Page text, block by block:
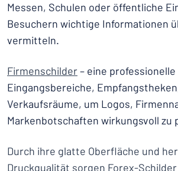
Messen, Schulen oder öffentliche
Besuchern wichtige Informationen
vermitteln.
Firmenschilder– eine
Eingangsbereiche,
Verkaufsräume, um Logos,
Markenbotschaften wirkungsvoll zu
Durch ihre glatte Oberfläche und
Druckqualität sorgen Forex-